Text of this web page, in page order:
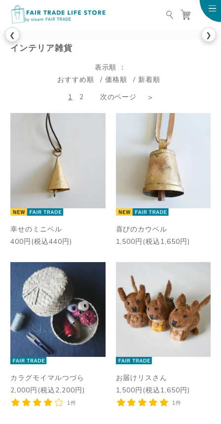
FAIR TRADE LIFE
❮ ❯
インテリア雑貨
表示順
おすすめ順
価格順
新着順
1
2 次のページ
幸せのミニベル
400円(税込440円)
喜びのカウベル
1,500円(税込1,650円)
カラグモイマルつづら
2,000円(税込2,200円)
1件
お届けリスさん
1,500円(税込1,650円)
1件